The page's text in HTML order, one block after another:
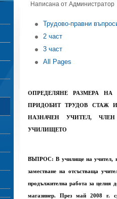
Написана от Администратор
Трудово-правни
2 част
3 част
All Pages
ОПРЕДЕЛЯНЕ РАЗМЕРА НА
ПРИДОБИТ ТРУДОВ СТАЖ
НАЗНАЧЕН УЧИТЕЛ,
УЧИЛИЩЕТО
ВЪПРОС: В училище на учител,
заместване на отсъстваща
продължителна работа за целия
магазинер. През май 2008 г.